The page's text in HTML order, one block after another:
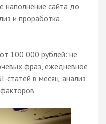
наполнение сайта до
и проработка
100 000 рублей: не
фраз, ежедневное
статей в месяц, анализ